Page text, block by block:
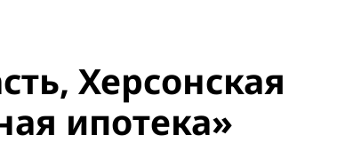
Херсонская
ипотека»